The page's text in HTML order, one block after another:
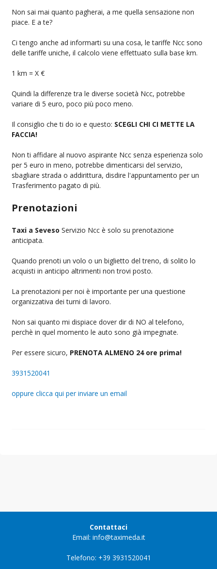
Non sai mai quanto pagherai, a me quella sensazione non
piace. E a te?
Ci tengo anche ad informarti su una cosa, le tariffe Ncc sono
delle tariffe uniche, il calcolo viene effettuato sulla base km.
1 km = X €
Quindi la differenze tra le diverse società Ncc, potrebbe
variare di 5 euro, poco più poco meno.
Il consiglio che ti do io e questo: SCEGLI CHI CI METTE LA
FACCIA!
Non ti affidare al nuovo aspirante Ncc senza esperienza solo
per 5 euro in meno, potrebbe dimenticarsi del servizio,
sbagliare strada o addirittura, disdire l'appuntamento per un
Trasferimento pagato di più.
Prenotazioni
Taxi a Seveso Servizio Ncc è solo su prenotazione
anticipata.
Quando prenoti un volo o un biglietto del treno, di solito lo
acquisti in anticipo altrimenti non trovi posto.
La prenotazioni per noi è importante per una questione
organizzativa dei turni di lavoro.
Non sai quanto mi dispiace dover dir di NO al telefono,
perchè in quel momento le auto sono già impegnate.
Per essere sicuro, PRENOTA ALMENO 24 ore prima!
3931520041
oppure clicca qui per inviare un email
Contattaci
Email: info@taximeda.it
Telefono: +39 3931520041